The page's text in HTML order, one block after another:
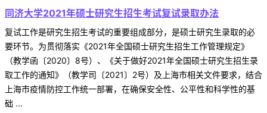
同济大学2021年硕士研究生招生考试复试录取办法
复试工作是研究生招生考试的重要组成部分，是硕士研究生录取的必
要环节。为贯彻落实《2021年全国硕士研究生招生工作管理规定》
（教学函〔2020〕8号）、《关于做好2021年全国硕士研究生招生录
取工作的通知》（教学司〔2021〕2号）及上海市相关文件要求，结合
上海市疫情防控工作统一部署，在确保安全性、公平性和科学性的基
础 ...